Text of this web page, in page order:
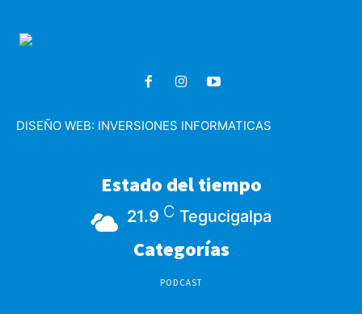
DISEÑO WEB: INVERSIONES INFORMATICAS
Estado del tiempo
21.9 C Tegucigalpa
Categorías
PODCAST